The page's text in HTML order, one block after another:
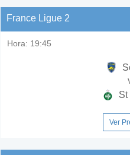
France Ligue 2
Hora: 19:45
St
Ver